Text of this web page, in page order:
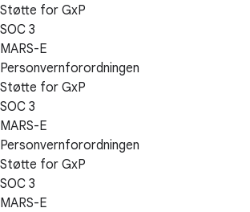
Støtte for GxP
SOC 3
MARS-E
Personvernforordningen
Støtte for GxP
SOC 3
MARS-E
Personvernforordningen
Støtte for GxP
SOC 3
MARS-E